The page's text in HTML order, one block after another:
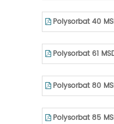
Polysorbat 40
Polysorbat 61
Polysorbat 80
Polysorbat 85